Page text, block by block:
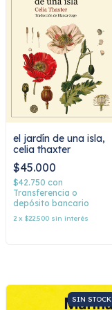
el jardín de una isla,
celia thaxter
$45.000
$42.750 con
Transferencia o
depósito bancario
2 x $22.500 sin interés
SIN STOCK